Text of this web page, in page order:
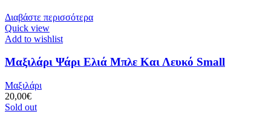
Διαβάστε περισσότερα
Quick view
Add to wishlist
Μαξιλάρι Ψάρι Ελιά Μπλε Και Λευκό Small
Μαξιλάρι
20,00€
Sold out